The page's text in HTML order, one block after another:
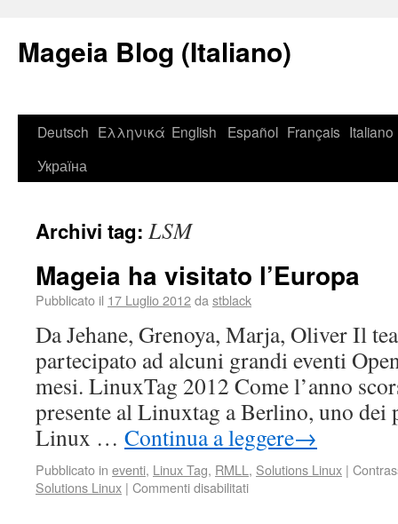
Mageia Blog (Italiano)
Deutsch Ελληνικά English Español Français Italiano
Україна
Archivi tag: LSM
Mageia ha visitato l’Europa
Pubblicato il 17 Luglio 2012da stblack
Da Jehane, Grenoya, Marja, Oliver Il
partecipato ad alcuni grandi eventi
mesi. LinuxTag 2012 Come l’anno
presente al Linuxtag a Berlino, uno dei
Linux … Continua a leggere→
Pubblicato in eventi, Linux Tag, RMLL , Solutions Linux |
Solutions Linux | Commenti disabilitati